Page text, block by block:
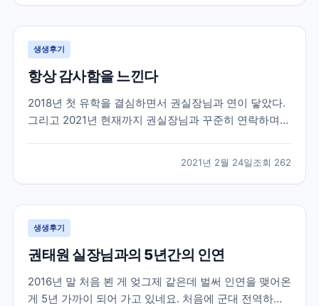
몰랐던 제가 군 복무중에 수많은 유학원들 중에서 브레
이크...
생생후기
항상 감사함을 느낀다
2018년 첫 유학을 결심하면서 권실장님과 연이 닿았다.
그리고 2021년 현재까지 권실장님과 꾸준히 연락하며
해줄만큼 캐나다 사정을 잘 알지도 못하거니와 그들이
해 줄 수 있는건 정서적이 도움들 밖에 없다. 그...
2021년 2월 24일조회 262
생생후기
권태원 실장님과의 5년간의 인연
2016년 말 처음 뵌 게 엊그제 같은데 벌써 인연을 맺어온
게 5년 가까이 되어 가고 있네요. 처음에 군대 전역하기